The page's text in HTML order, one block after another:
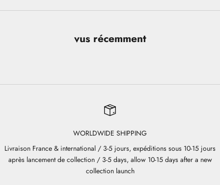
vus récemment
WORLDWIDE SHIPPING
Livraison France & international / 3-5 jours, expéditions sous 10-15 jours
après lancement de collection / 3-5 days, allow 10-15 days after a new
collection launch